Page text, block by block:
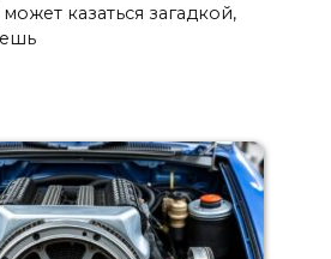
казаться загадкой,